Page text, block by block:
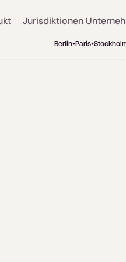
Jurisdiktionen
Berlin•Paris•